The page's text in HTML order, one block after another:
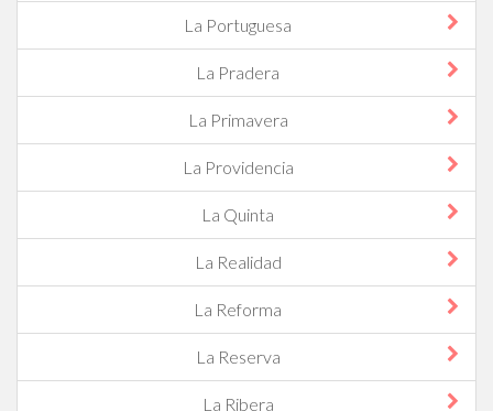
La Portuguesa
La Pradera
La Primavera
La Providencia
La Quinta
La Realidad
La Reforma
La Reserva
La Ribera